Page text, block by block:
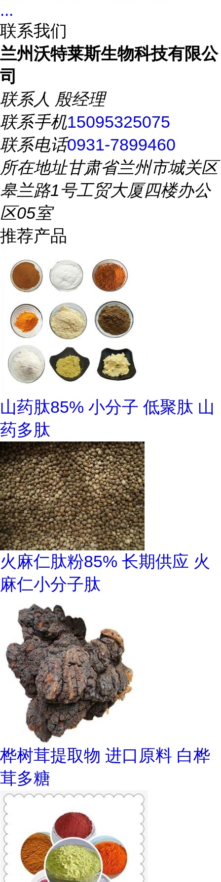
...
联系我们
兰州沃特莱斯生物科技有限公
司
联系人 殷经理
联系手机15095325075
联系电话0931-7899460
所在地址甘肃省兰州市城关区
皋兰路1号工贸大厦四楼办公
区05室
推荐产品
山药肽85% 小分子 低聚肽 山
药多肽
火麻仁肽粉85% 长期供应 火
麻仁小分子肽
桦树茸提取物 进口原料 白桦
茸多糖